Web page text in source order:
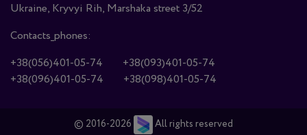
Ukraine, Kryvyi Rih, Marshaka street 3/52
Contacts_phones:
+38(056)401-05-74
+38(093)401-05-74
+38(096)401-05-74
+38(098)401-05-74
© 2016-2026 All rights reserved